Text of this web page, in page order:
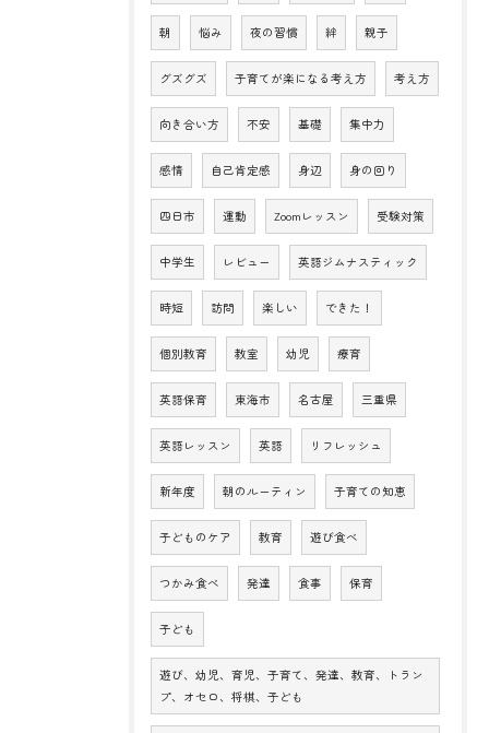
朝 悩み 夜の習慣 絆 親子
グズグズ 子育てが楽になる考え方 考え方
向き合い方 不安 基礎 集中力
感情 自己肯定感 身辺 身の回り
四日市 運動 Zoomレッスン 受験対策
中学生 レビュー 英語ジムナスティック
時短 訪問 楽しい できた！
個別教育 教室 幼児 療育
英語保育 東海市 名古屋 三重県
英語レッスン 英語 リフレッシュ
新年度 朝のルーティン 子育ての知恵
子どものケア 教育 遊び食べ
つかみ食べ 発達 食事 保育
子ども
遊び、幼児、育児、子育て、発達、教育、トラン
プ、オセロ、将棋、子ども